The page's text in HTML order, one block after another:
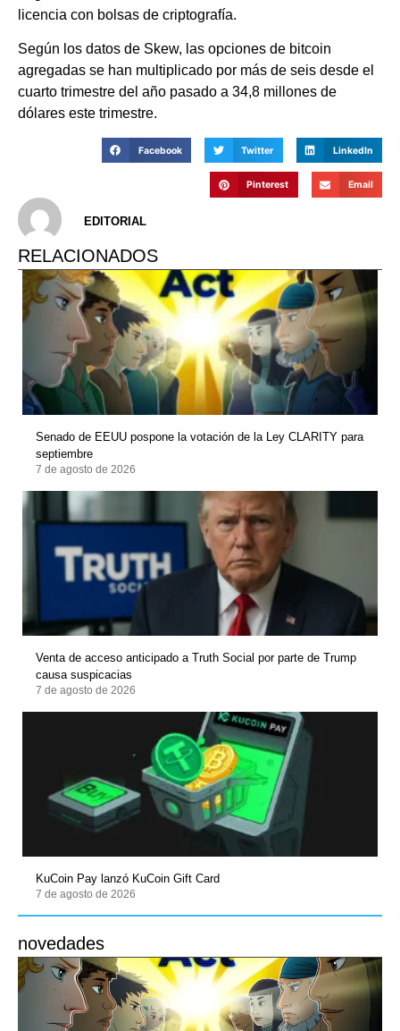
licencia con bolsas de criptografía.
Según los datos de Skew, las opciones de bitcoin
agregadas se han multiplicado por más de seis desde el
cuarto trimestre del año pasado a 34,8 millones de
dólares este trimestre.
Facebook Twitter LinkedIn
Pinterest Email
EDITORIAL
RELACIONADOS
Senado de EEUU pospone la votación de la Ley CLARITY para
septiembre
7 de agosto de 2026
Venta de acceso anticipado a Truth Social por parte de Trump
causa suspicacias
7 de agosto de 2026
KuCoin Pay lanzó KuCoin Gift Card
7 de agosto de 2026
novedades